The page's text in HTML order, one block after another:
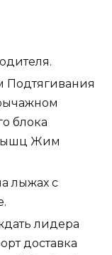
Подтягивания
блока
Жим
лыжах с
лидера
доставка